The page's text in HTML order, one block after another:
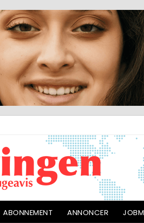
ABONNEMENT ANNONCER